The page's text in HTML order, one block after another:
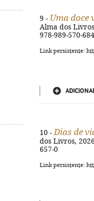
9 - Uma doce
Alma dos
978-989-570-
Link persistente:
10 - Dias de
dos Livros,
657-0
Link persistente: